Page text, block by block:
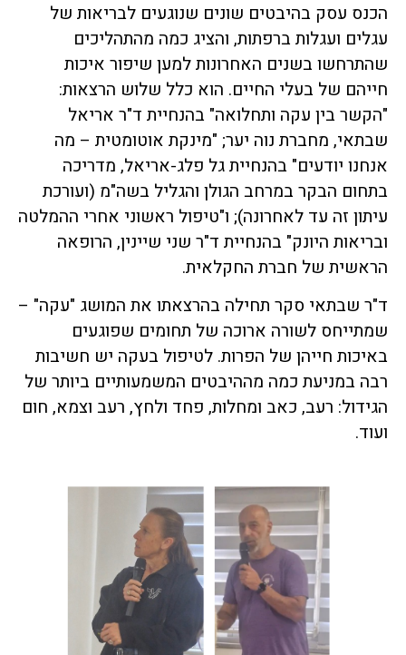
הכנס עסק בהיבטים שונים שנוגעים לבריאות של
עגלים ועגלות ברפתות, והציג כמה מהתהליכים
שהתרחשו בשנים האחרונות למען שיפור איכות
חייהם של בעלי החיים. הוא כלל שלוש הרצאות:
"הקשר בין עקה ותחלואה" בהנחיית ד"ר אריאל
שבתאי, מחברת נוה יער; "מינקת אוטומטית – מה
אנחנו יודעים" בהנחיית גל פלג-אריאל, מדריכה
בתחום הבקר במרחב הגולן והגליל בשה"מ (ועורכת
עיתון זה עד לאחרונה); ו"טיפול ראשוני אחרי ההמלטה
ובריאות היונק" בהנחיית ד"ר שני שיינין, הרופאה
הראשית של חברת החקלאית.
ד"ר שבתאי סקר תחילה בהרצאתו את המושג "עקה" –
שמתייחס לשורה ארוכה של תחומים שפוגעים
באיכות חייהן של הפרות. לטיפול בעקה יש חשיבות
רבה במניעת כמה מההיבטים המשמעותיים ביותר של
הגידול: רעב, כאב ומחלות, פחד ולחץ, רעב וצמא, חום
ועוד.